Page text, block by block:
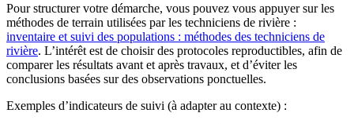
Pour structurer votre démarche, vous pouvez vous appuyer sur les
méthodes de terrain utilisées par les techniciens de rivière :
inventaire et suivi des populations : méthodes des techniciens de
rivière. L’intérêt est de choisir des protocoles reproductibles, afin de
comparer les résultats avant et après travaux, et d’éviter les
conclusions basées sur des observations ponctuelles.
Exemples d’indicateurs de suivi (à adapter au contexte) :